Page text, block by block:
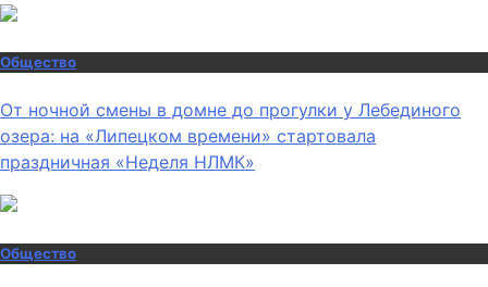
Общество
От ночной смены в домне до прогулки у Лебединого
озера: на «Липецком времени» стартовала
праздничная «Неделя НЛМК»
Общество